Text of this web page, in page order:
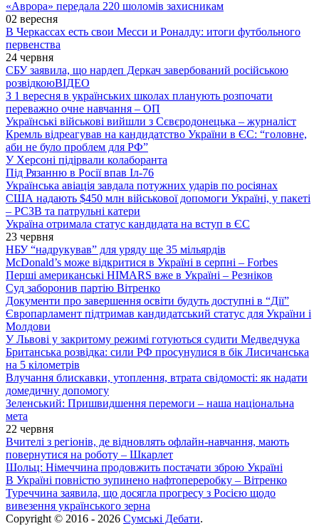
«Аврора» передала 220 шоломів захисникам
02 вересня
В Черкассах есть свои Месси и Роналду: итоги футбольного
первенства
24 червня
СБУ заявила, що нардеп Деркач завербований російською
розвідкоюВІДЕО
З 1 вересня в українських школах планують розпочати
переважно очне навчання – ОП
Українські військові вийшли з Сєвєродонецька – журналіст
Кремль відреагував на кандидатство України в ЄС: “головне,
аби не було проблем для РФ”
У Херсоні підірвали колаборанта
Під Рязанню в Росії впав Іл-76
Українська авіація завдала потужних ударів по росіянах
США надають $450 млн військової допомоги Україні, у пакеті
– РСЗВ та патрульні катери
Україна отримала статус кандидата на вступ в ЄС
23 червня
НБУ “надрукував” для уряду ще 35 мільярдів
McDonald’s може відкритися в Україні в серпні – Forbes
Перші американські HIMARS вже в Україні – Резніков
Суд заборонив партію Вітренко
Документи про завершення освіти будуть доступні в “Дії”
Європарламент підтримав кандидатський статус для України і
Молдови
У Львові у закритому режимі готуються судити Медведчука
Британська розвідка: сили РФ просунулися в бік Лисичанська
на 5 кілометрів
Влучання блискавки, утоплення, втрата свідомості: як надати
домедичну допомогу
Зеленський: Пришвидшення перемоги – наша національна
мета
22 червня
Вчителі з регіонів, де відновлять офлайн-навчання, мають
повернутися на роботу – Шкарлет
Шольц: Німеччина продовжить постачати зброю Україні
В Україні повністю зупинено нафтопереробку – Вітренко
Туреччина заявила, що досягла прогресу з Росією щодо
вивезення українського зерна
Copyright © 2016 - 2026 Сумські Дебати.